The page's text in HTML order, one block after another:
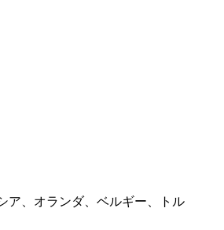
ア、オランダ、ベルギー、トル